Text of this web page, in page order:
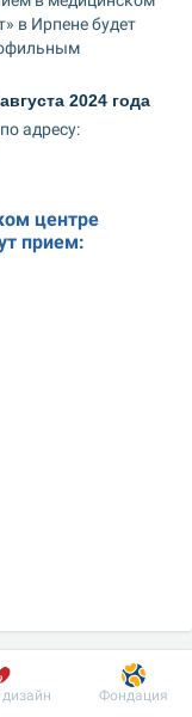
в Ирпене будет
2024 года
адресу:
центре
прием:
Пациенту Фондация